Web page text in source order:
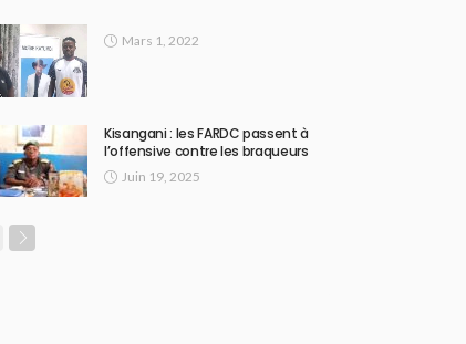
Mars 1, 2022
Kisangani : les FARDC passent à
l’offensive contre les braqueurs
Juin 19, 2025